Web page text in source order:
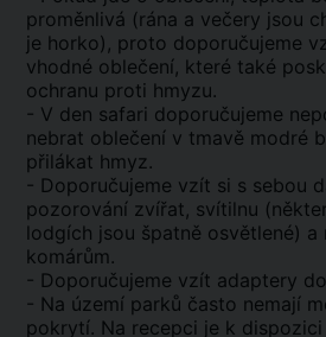
proměnlivá (rána a večery jsou
je horko), proto doporučujeme
vhodné oblečení, které také
ochranu proti hmyzu.
- V den safari doporučujeme
nebrat oblečení v tmavě modré
přilákat hmyz.
- Doporučujeme vzít si s sebou
pozorování zvířat, svítilnu
lodgích jsou špatně osvětlené) a
komárům.
- Doporučujeme vzít adaptery
- Na území parků často nemají
pokrytí. Na recepci je k